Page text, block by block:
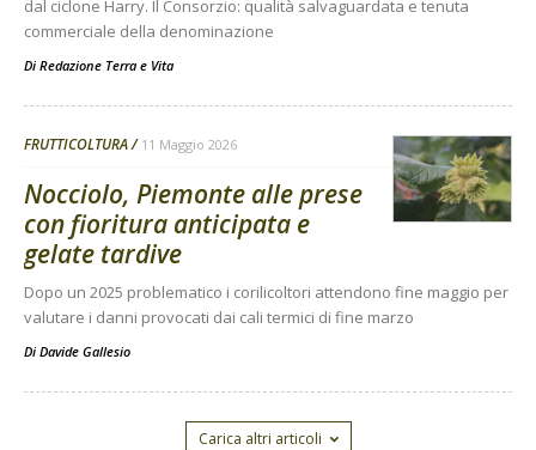
dal ciclone Harry. Il Consorzio: qualità salvaguardata e tenuta
commerciale della denominazione
Di Redazione Terra e Vita
FRUTTICOLTURA 11 Maggio 2026
Nocciolo, Piemonte alle prese
con fioritura anticipata e
gelate tardive
Dopo un 2025 problematico i corilicoltori attendono fine maggio per
valutare i danni provocati dai cali termici di fine marzo
Di Davide Gallesio
Carica altri articoli